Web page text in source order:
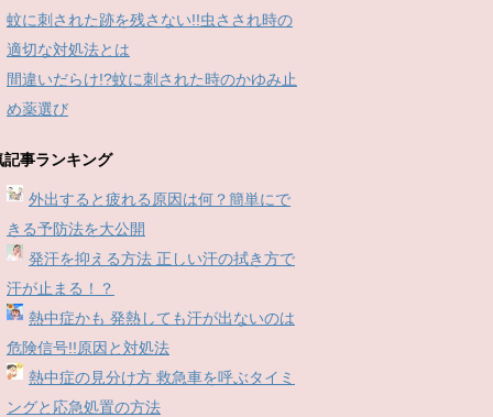
蚊に刺された跡を残さない!!虫さされ時の
適切な対処法とは
間違いだらけ!?蚊に刺された時のかゆみ止
め薬選び
記事ランキング
外出すると疲れる原因は何？簡単にで
きる予防法を大公開
発汗を抑える方法 正しい汗の拭き方で
汗が止まる！？
熱中症かも 発熱しても汗が出ないのは
危険信号!!原因と対処法
熱中症の見分け方 救急車を呼ぶタイミ
ングと応急処置の方法